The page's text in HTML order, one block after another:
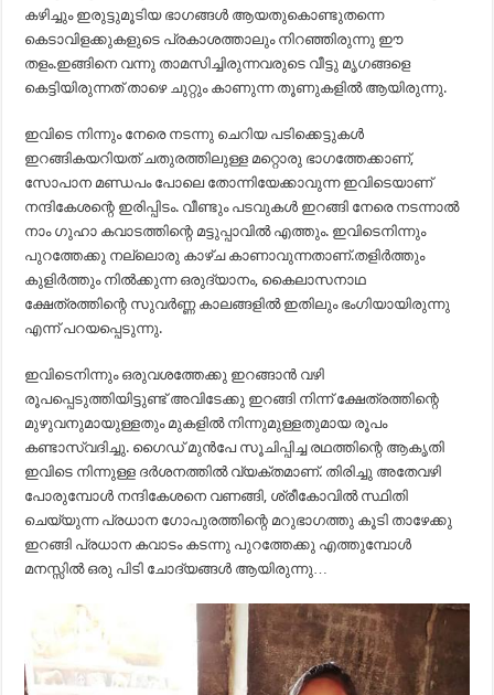
കഴിച്ചും ഇരുട്ടുമൂടിയ ഭാഗങ്ങൾ ആയതുകൊണ്ടുതന്നെ
കെടാവിളക്കുകളുടെ പ്രകാശത്താലും നിറഞ്ഞിരുന്നു ഈ
തളം.ഇങ്ങിനെ വന്നു താമസിച്ചിരുന്നവരുടെ വീട്ടു മൃഗങ്ങളെ
കെട്ടിയിരുന്നത് താഴെ ചുറ്റും കാണുന്ന തൂണുകളിൽ ആയിരുന്നു.
ഇവിടെ നിന്നും നേരെ നടന്നു ചെറിയ പടിക്കെട്ടുകൾ
ഇറങ്ങികയറിയത് ചതുരത്തിലുള്ള മറ്റൊരു ഭാഗത്തേക്കാണ്,
സോപാന മണ്ഡപം പോലെ തോന്നിയേക്കാവുന്ന ഇവിടെയാണ്
നന്ദികേശന്റെ ഇരിപ്പിടം. വീണ്ടും പടവുകൾ ഇറങ്ങി നേരെ നടന്നാൽ
നാം ഗുഹാ കവാടത്തിന്റെ മട്ടുപ്പാവിൽ എത്തും. ഇവിടെനിന്നും
പുറത്തേക്കു നല്ലൊരു കാഴ്ച കാണാവുന്നതാണ്.തളിർത്തും
കുളിർത്തും നിൽക്കുന്ന ഒരുദ്യാനം, കൈലാസനാഥ
ക്ഷേത്രത്തിന്റെ സുവർണ്ണ കാലങ്ങളിൽ ഇതിലും ഭംഗിയായിരുന്നു
എന്ന് പറയപ്പെടുന്നു.
ഇവിടെനിന്നും ഒരുവശത്തേക്കു ഇറങ്ങാൻ വഴി
രൂപപ്പെടുത്തിയിട്ടുണ്ട് അവിടേക്കു ഇറങ്ങി നിന്ന് ക്ഷേത്രത്തിന്റെ
മുഴുവനുമായുള്ളതും മുകളിൽ നിന്നുമുള്ളതുമായ രൂപം
കണ്ടാസ്വദിച്ചു. ഗൈഡ് മുൻപേ സൂചിപ്പിച്ച രഥത്തിന്റെ ആകൃതി
ഇവിടെ നിന്നുള്ള ദർശനത്തിൽ വ്യക്തമാണ്. തിരിച്ചു അതേവഴി
പോരുമ്പോൾ നന്ദികേശനെ വണങ്ങി, ശ്രീകോവിൽ സ്ഥിതി
ചെയ്യുന്ന പ്രധാന ഗോപുരത്തിന്റെ മറുഭാഗത്തു കൂടി താഴേക്കു
ഇറങ്ങി പ്രധാന കവാടം കടന്നു പുറത്തേക്കു എത്തുമ്പോൾ
മനസ്സിൽ ഒരു പിടി ചോദ്യങ്ങൾ ആയിരുന്നു…